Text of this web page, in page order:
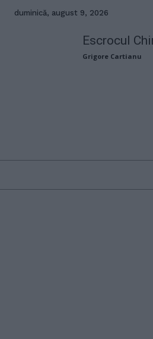
duminică, august 9, 2026
Escrocul
Grigore Cartianu